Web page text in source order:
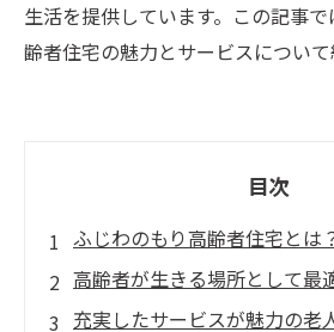
生活を提供しています。この記事
齢者住宅の魅力とサービスについて
目次
ふじわのもり高齢者住宅とは
高齢者が生きる場所として最
充実したサービスが魅力の老